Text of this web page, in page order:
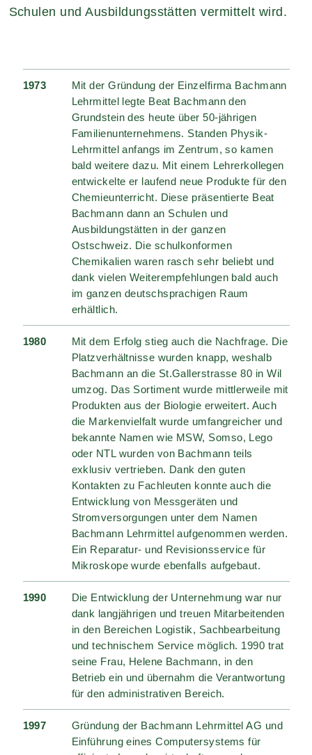
Schulen und Ausbildungsstätten vermittelt wird.
1973
Mit der Gründung der Einzelfirma Bachmann
Lehrmittel legte Beat Bachmann den
Grundstein des heute über 50-jährigen
Familienunternehmens. Standen Physik-
Lehrmittel anfangs im Zentrum, so kamen
bald weitere dazu. Mit einem Lehrerkollegen
entwickelte er laufend neue Produkte für den
Chemieunterricht. Diese präsentierte Beat
Bachmann dann an Schulen und
Ausbildungstätten in der ganzen
Ostschweiz. Die schulkonformen
Chemikalien waren rasch sehr beliebt und
dank vielen Weiterempfehlungen bald auch
im ganzen deutschsprachigen Raum
erhältlich.
1980
Mit dem Erfolg stieg auch die Nachfrage. Die
Platzverhältnisse wurden knapp, weshalb
Bachmann an die St.Gallerstrasse 80 in Wil
umzog. Das Sortiment wurde mittlerweile mit
Produkten aus der Biologie erweitert. Auch
die Markenvielfalt wurde umfangreicher und
bekannte Namen wie MSW, Somso, Lego
oder NTL wurden von Bachmann teils
exklusiv vertrieben. Dank den guten
Kontakten zu Fachleuten konnte auch die
Entwicklung von Messgeräten und
Stromversorgungen unter dem Namen
Bachmann Lehrmittel aufgenommen werden.
Ein Reparatur- und Revisionsservice für
Mikroskope wurde ebenfalls aufgebaut.
1990
Die Entwicklung der Unternehmung war nur
dank langjährigen und treuen Mitarbeitenden
in den Bereichen Logistik, Sachbearbeitung
und technischem Service möglich. 1990 trat
seine Frau, Helene Bachmann, in den
Betrieb ein und übernahm die Verantwortung
für den administrativen Bereich.
1997
Gründung der Bachmann Lehrmittel AG und
Einführung eines Computersystems für